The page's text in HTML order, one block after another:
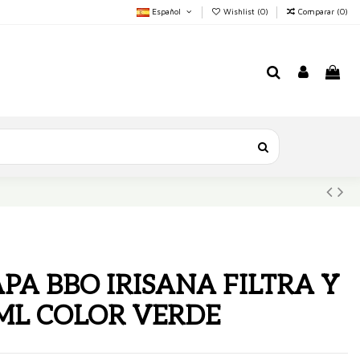
Español Wishlist (0) Comparar (0)
BBO IRISANA FILTRA Y
COLOR VERDE